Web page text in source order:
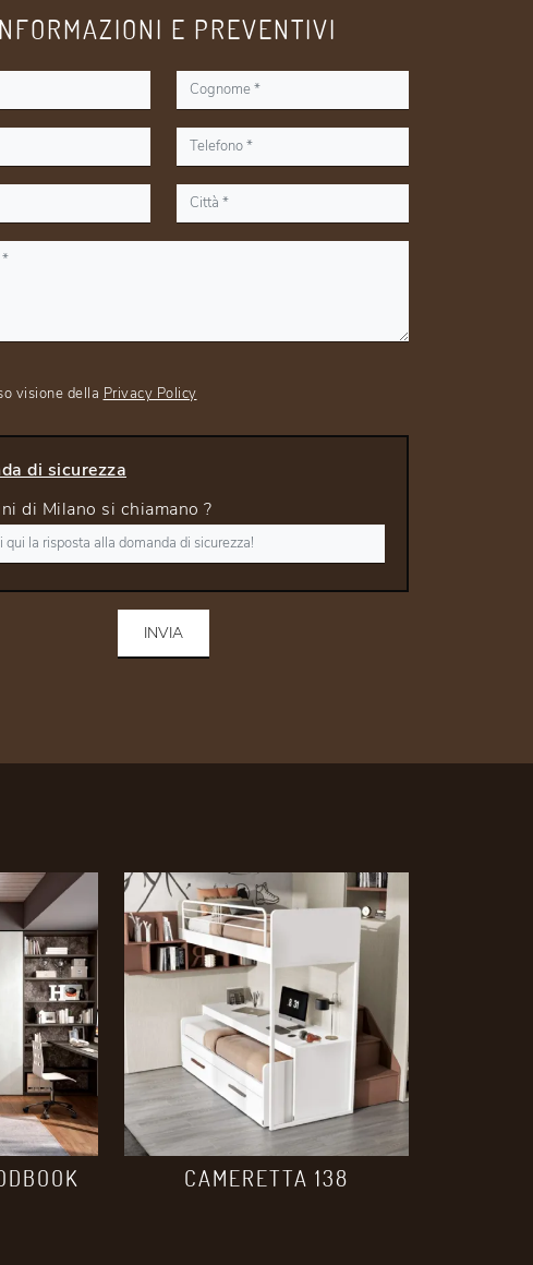
E PREVENTIVI
visione della Privacy Policy
di sicurezza
di Milano si chiamano ?
INVIA
CAMERETTA 138